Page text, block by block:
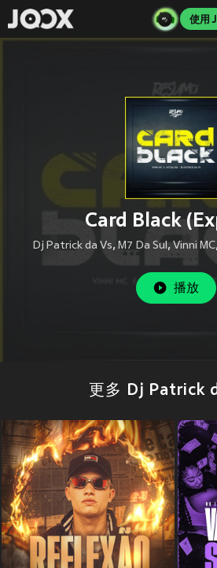
使用
Card Black
Dj Patrick da Vs, M7 Da Sul , Vinni MC
播放
更多 Dj Patrick